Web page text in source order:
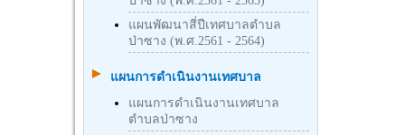
แผนพัฒนาสี่ปีเทศบาลตำบล
ป่าซาง (พ.ศ.2561 - 2564)
แผนการดำเนินงานเทศบาล
แผนการดำเนินงานเทศบาล
ตำบลป่าซาง